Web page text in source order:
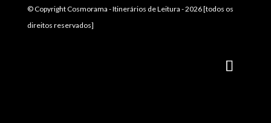
© Copyright Cosmorama - Itinerários de Leitura - 2026 [todos os
direitos reservados]